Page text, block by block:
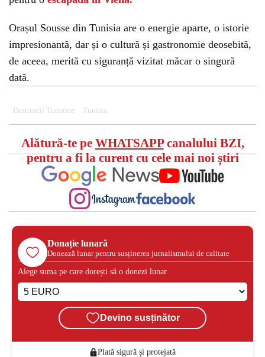
Orașul Sousse din Tunisia are o energie aparte, o istorie
impresionantă, dar și o cultură și gastronomie deosebită,
de aceea, merită cu siguranță vizitat măcar o singură
dată.
Destinatii Turistice Tunisia
Alătură-te pe WHATSAPPcanalului BZI,
pentru a fi la curent cu cele mai noi știri
Donație lunară
Donează lunar pentru susținerea jurnalismului de calitate
Alege suma pe care dorești să o donezi lunar
Devino susținător
Plată sigură și protejată